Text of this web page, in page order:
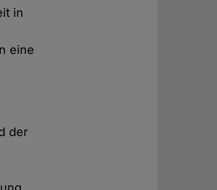
in
eine
der